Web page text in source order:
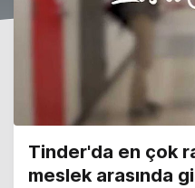
Tinder'da en çok
meslek arasında